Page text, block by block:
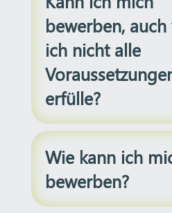
bewerben, auch
ich nicht alle
erfülle?
Wie kann ich
bewerben?